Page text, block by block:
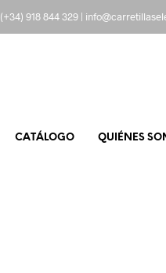
(+34) 918 844 329 |
CATÁLOGO QUIÉNES